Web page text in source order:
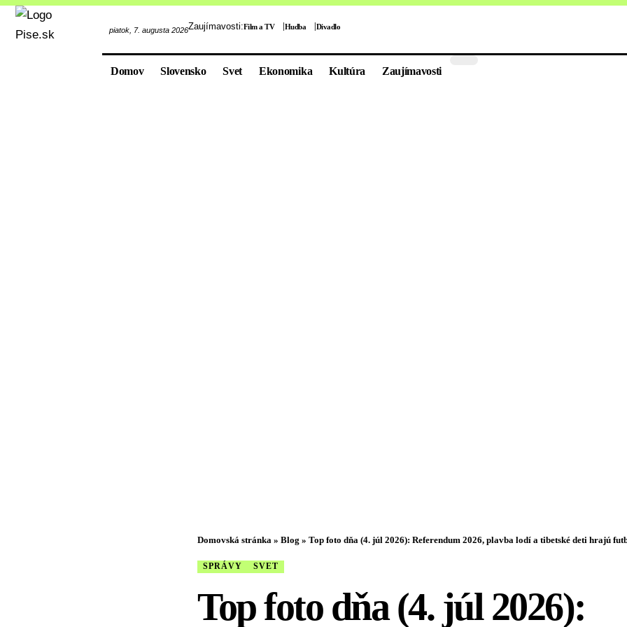
piatok, 7. augusta 2026Zaujímavosti:Film a TV Hudba Divadlo
Domov Slovensko Svet Ekonomika Kultúra Zaujímavosti
Domovská stránka » Blog » Top foto dňa (4. júl 2026): Referendum 2026, plavba lodí a tibetské deti hrajú
SPRÁVY SVET
Top foto dňa (4. júl 2026):